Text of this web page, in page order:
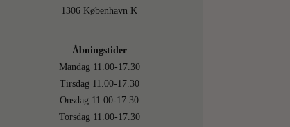
1306 København K
Åbningstider
Mandag 11.00-17.30
Tirsdag 11.00-17.30
Onsdag 11.00-17.30
Torsdag 11.00-17.30